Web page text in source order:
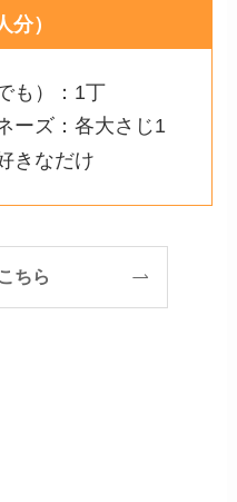
分）
も）：1丁
ーズ：各大さじ1
きなだけ
ちら